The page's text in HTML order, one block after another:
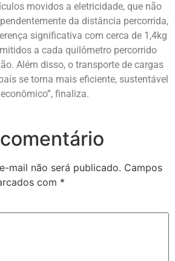
movidos a eletricidade, que não
da distância percorrida,
significativa com cerca de 1,4kg
a cada quilômetro percorrido
Além disso, o transporte de cargas
se torna mais eficiente, sustentável
finaliza.
mail não será publicado. Campos
com *